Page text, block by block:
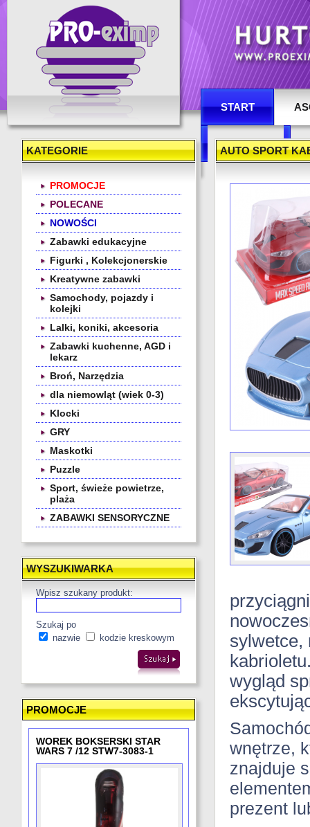
Hurtownia zabawek
START
KONTAKT
KATEGORIE
PROMOCJE
POLECANE
NOWOŚCI
Zabawki edukacyjne
Figurki , Kolekcjonerskie
Kreatywne zabawki
Samochody, pojazdy i
kolejki
Lalki, koniki, akcesoria
Zabawki kuchenne, AGD i
lekarz
Broń, Narzędzia
dla niemowląt (wiek 0-3)
Klocki
GRY
Maskotki
Puzzle
Sport, świeże powietrze,
plaża
ZABAWKI SENSORYCZNE
WYSZUKIWARKA
Wpisz szukany produkt:
Szukaj po
nazwie
kodzie kreskowym
PROMOCJE
WOREK BOKSERSKI STAR
WARS 7 /12 STW7-3083-1
AUTO SPORT
sylwetce,
wygląd
wnętrze,
znajduje
prezent